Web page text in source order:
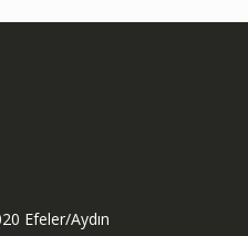
Efeler/Aydın